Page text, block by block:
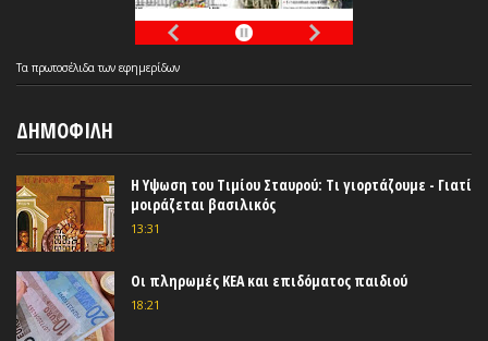
Τα πρωτοσέλιδατων εφημερίδων
ΔΗΜΟΦΙΛΗ
Η Υψωση του Τιμίου Σταυρού: Τι γιορτάζουμε - Γιατί
μοιράζεται βασιλικός
13:31
Οι πληρωμές ΚΕΑ και επιδόματος παιδιού
18:21